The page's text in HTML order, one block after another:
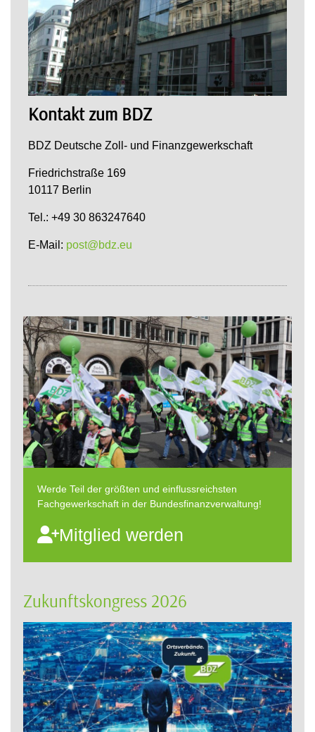
Kontakt zum BDZ
BDZ Deutsche Zoll- und Finanzgewerkschaft
Friedrichstraße 169
10117 Berlin
Tel.: +49 30 863247640
E-Mail: post@bdz.eu
Werde Teil der größten und einflussreichsten
Fachgewerkschaft in der Bundesfinanzverwaltung!
Mitglied werden
Zukunftskongress 2026